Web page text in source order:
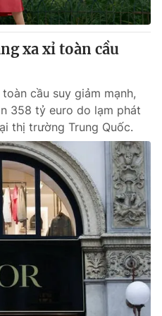
xa xỉ toàn cầu
cầu suy giảm mạnh,
358 tỷ euro do lạm phát
thị trường Trung Quốc.